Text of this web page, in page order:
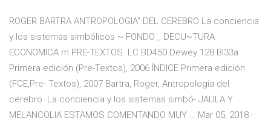
ROGER BARTRA ANTROPOLOGIA" DEL CEREBRO La conciencia
y los sistemas simbólicos ~ FONDO _ DECU~TURA
ECONOMICA m PRE-TEXTOS. LC BD450 Dewey 128 Bl33a
Primera edición (Pre-Textos), 2006 ÍNDICE Primera edición
(FCE,Pre- Textos), 2007 Bartra, Roger, Antropología del
cerebro. La conciencia y los sistemas simbó- JAULA Y
MELANCOLIA ESTAMOS COMENTANDO MUY … Mar 05, 2018 ·